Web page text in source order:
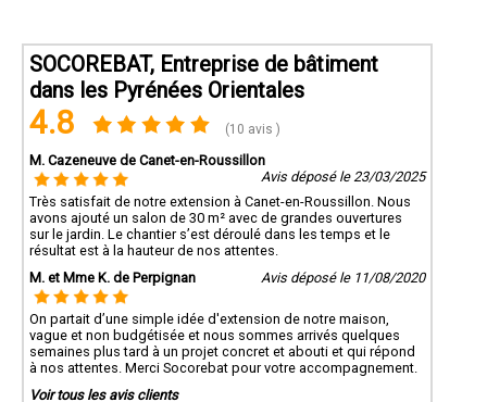
SOCOREBAT, Entreprise de bâtiment
dans les Pyrénées Orientales
4.8 (10 avis )
M. Cazeneuve de Canet-en-Roussillon
Avis déposé le 23/03/2025
Très satisfait de notre extension à Canet-en-Roussillon. Nous
avons ajouté un salon de 30 m² avec de grandes ouvertures
sur le jardin. Le chantier s’est déroulé dans les temps et le
résultat est à la hauteur de nos attentes.
M. et Mme K. de Perpignan
Avis déposé le 11/08/2020
On partait d’une simple idée d'extension de notre maison,
vague et non budgétisée et nous sommes arrivés quelques
semaines plus tard à un projet concret et abouti et qui répond
à nos attentes. Merci Socorebat pour votre accompagnement.
Voir tous les avis clients